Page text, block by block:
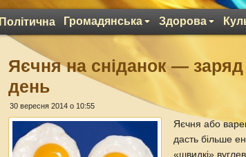
Політична Громадянська Здорова
Яєчня на сніданок — заряд
день
30 вересня 2014 о 10:55
Яєчня або
дасть більше
«швидкі»